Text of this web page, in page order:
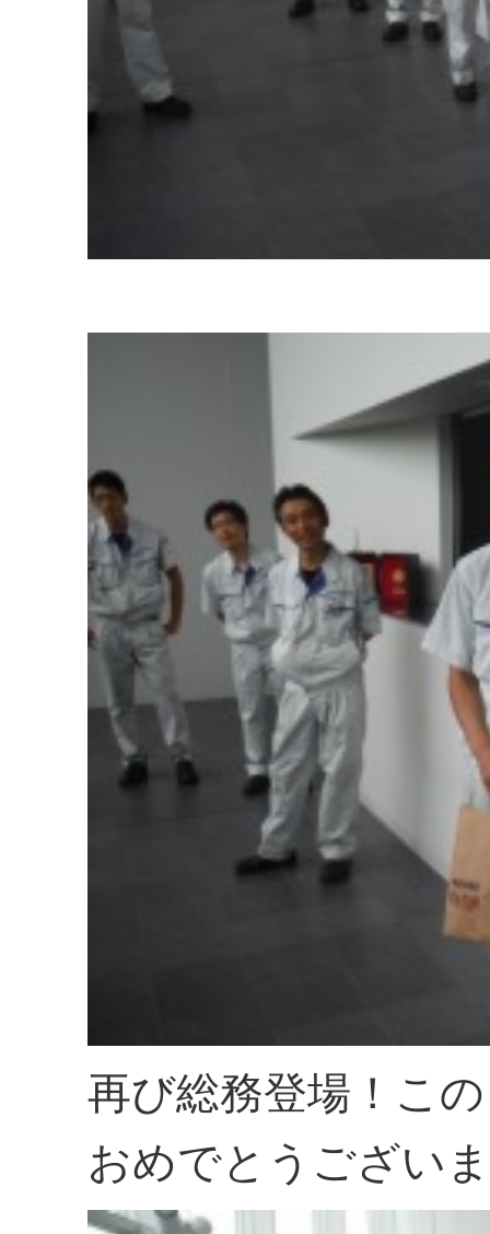
再び総務登場！こ
おめでとうござ